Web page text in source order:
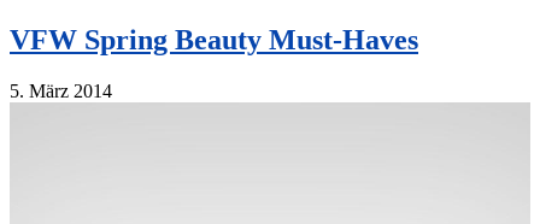
VFW Spring Beauty Must-Haves
5. März 2014